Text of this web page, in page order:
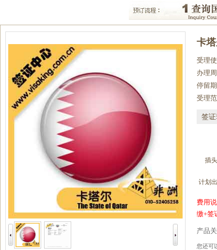
卡
受理
办理
停留
受理
签
插
计划
费用
缴+签
产品
您还